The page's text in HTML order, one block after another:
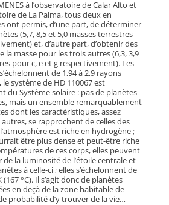
à l’observatoire de Calar Alto et
de La Palma, tous deux en
ont permis, d’une part, de déterminer
(5,7, 8,5 et 5,0 masses terrestres
et, d’autre part, d’obtenir des
la masse pour les trois autres (6,3, 3,9
pour c, e et g respectivement). Les
de 1,94 à 2,9 rayons
système de HD 110067 est
du Système solaire : pas de planètes
mais un ensemble remarquablement
dont les caractéristiques, assez
se rapprochent de celles des
est riche en hydrogène ;
être plus dense et peut-être riche
de ces corps, elles peuvent
la luminosité de l’étoile centrale et
à celle-ci ; elles s’échelonnent de
(167 °C). Il s’agit donc de planètes
en deçà de la zone habitable de
probabilité d’y trouver de la vie…